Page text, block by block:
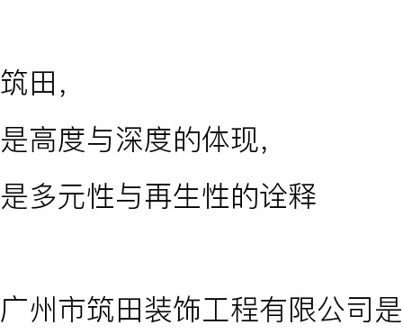
筑田，
是高度与深度的体现，
是多元性与再生性的诠释
广州市筑田装饰工程有限公司